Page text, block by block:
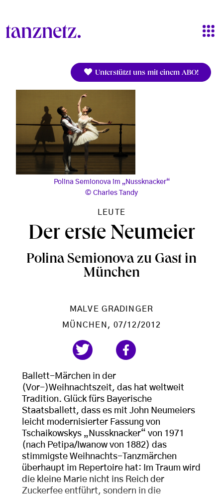
Unterstützt uns mit einem ABO!
Polina Semionova im „Nussknacker“
Charles Tandy
LEUTE
Der erste Neumeier
Polina Semionova zu Gast in
München
MALVE GRADINGER
MÜNCHEN , 07/12/2012
Ballett-Märchen in der
(Vor-)Weihnachtszeit, das hat weltweit
Tradition. Glück fürs Bayerische
Staatsballett, dass es mit John Neumeiers
leicht modernisierter Fassung von
Tschaikowskys „Nussknacker“ von 1971
(nach Petipa/Iwanow von 1882) das
stimmigste Weihnachts-Tanzmärchen
überhaupt im Repertoire hat: Im Traum wird
die kleine Marie nicht ins Reich der
Zuckerfee entführt, sondern in die